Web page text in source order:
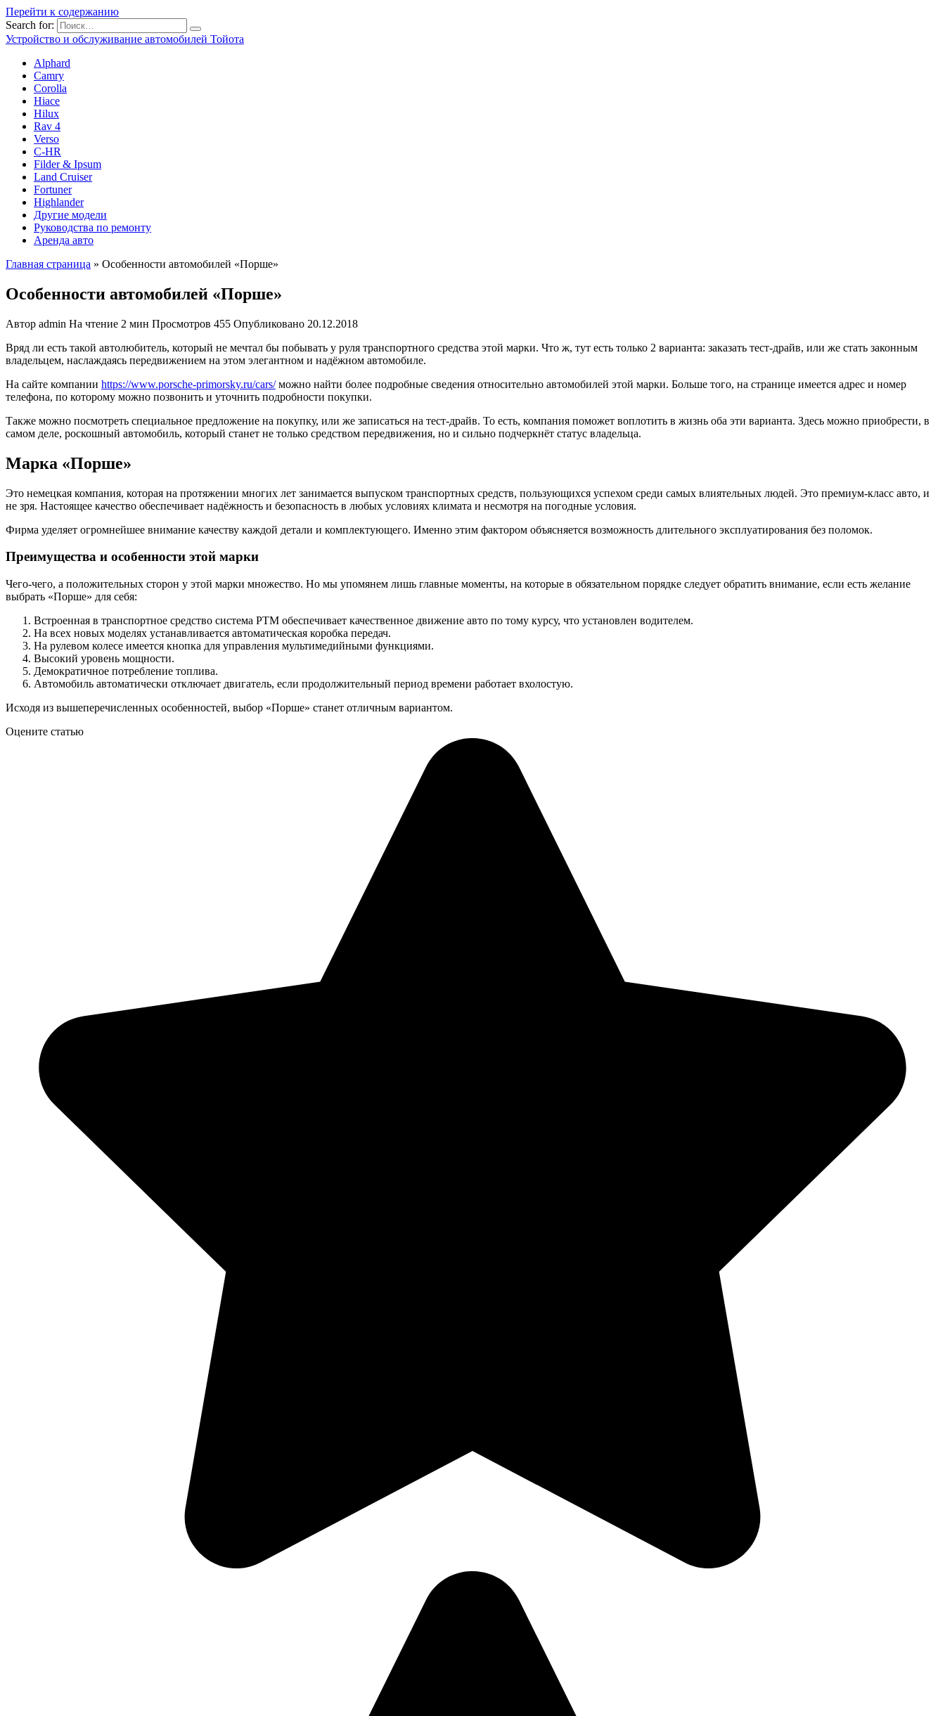
Перейти к содержанию
Search for:
Устройство и обслуживание автомобилей Тойота
Alphard
Camry
Corolla
Hiace
Hilux
Rav 4
Verso
C-HR
Filder & Ipsum
Land Cruiser
Fortuner
Highlander
Другие модели
Руководства по ремонту
Аренда авто
Главная страница » Особенности автомобилей «Порше»
Особенности автомобилей «Порше»
Автор admin На чтение 2 мин Просмотров 455 Опубликовано 20.12.2018
Вряд ли есть такой автолюбитель, который не мечтал бы побывать у руля транспортного средства этой марки. Что ж, тут есть только 2 варианта: заказать тест-драйв, или же стать законным
владельцем, наслаждаясь передвижением на этом элегантном и надёжном автомобиле.
На сайте компании https://www.porsche-primorsky.ru/cars/можно найти более подробные сведения относительно автомобилей этой марки. Больше того, на странице имеется адрес и номер
телефона, по которому можно позвонить и уточнить подробности покупки.
Также можно посмотреть специальное предложение на покупку, или же записаться на тест-драйв. То есть, компания поможет воплотить в жизнь оба эти варианта. Здесь можно приобрести, в
самом деле, роскошный автомобиль, который станет не только средством передвижения, но и сильно подчеркнёт статус владельца.
Марка «Порше»
Это немецкая компания, которая на протяжении многих лет занимается выпуском транспортных средств, пользующихся успехом среди самых влиятельных людей. Это премиум-класс авто, и
не зря. Настоящее качество обеспечивает надёжность и безопасность в любых условиях климата и несмотря на погодные условия.
Фирма уделяет огромнейшее внимание качеству каждой детали и комплектующего. Именно этим фактором объясняется возможность длительного эксплуатирования без поломок.
Преимущества и особенности этой марки
Чего-чего, а положительных сторон у этой марки множество. Но мы упомянем лишь главные моменты, на которые в обязательном порядке следует обратить внимание, если есть желание
выбрать «Порше» для себя:
Встроенная в транспортное средство система РТМ обеспечивает качественное движение авто по тому курсу, что установлен водителем.
На всех новых моделях устанавливается автоматическая коробка передач.
На рулевом колесе имеется кнопка для управления мультимедийными функциями.
Высокий уровень мощности.
Демократичное потребление топлива.
Автомобиль автоматически отключает двигатель, если продолжительный период времени работает вхолостую.
Исходя из вышеперечисленных особенностей, выбор «Порше» станет отличным вариантом.
Оцените статью